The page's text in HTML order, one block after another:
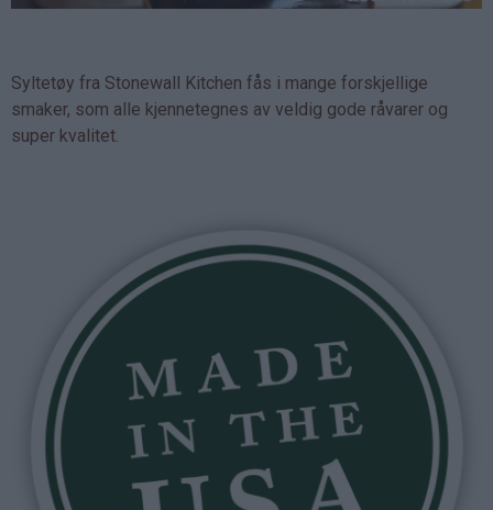
Syltetøy fra Stonewall Kitchen fås i mange forskjellige
smaker, som alle kjennetegnes av veldig gode råvarer og
super kvalitet.